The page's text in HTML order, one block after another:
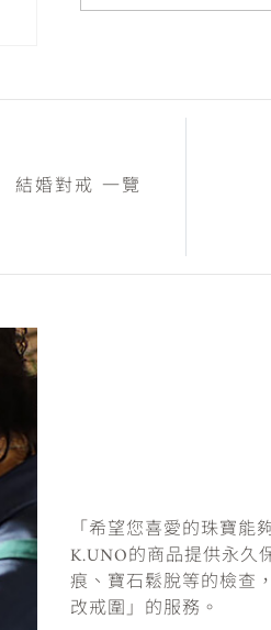
結婚對戒 一覽
「希望您喜愛的珠寶
K.UNO的商品提供永久
痕、寶石鬆脫等的檢查
改戒圍」的服務。